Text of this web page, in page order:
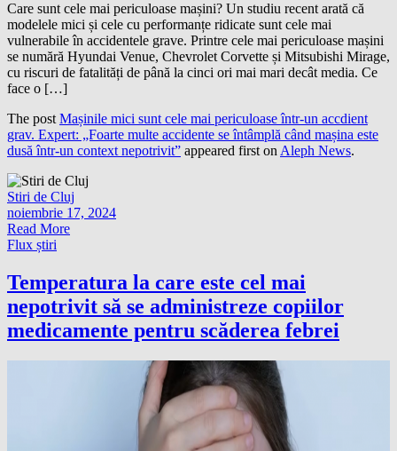
Care sunt cele mai periculoase mașini? Un studiu recent arată că
modelele mici și cele cu performanțe ridicate sunt cele mai
vulnerabile în accidentele grave. Printre cele mai periculoase mașini
se numără Hyundai Venue, Chevrolet Corvette și Mitsubishi Mirage,
cu riscuri de fatalități de până la cinci ori mai mari decât media. Ce
face o […]
The postMașinile mici sunt cele mai periculoase într-un accdient
grav. Expert: „Foarte multe accidente se întâmplă când mașina este
dusă într-un context nepotrivit” appeared first onAleph News.
Stiri de Cluj
noiembrie 17, 2024
Read More
Flux știri
Temperatura la care este cel mai
nepotrivit să se administreze copiilor
medicamente pentru scăderea febrei